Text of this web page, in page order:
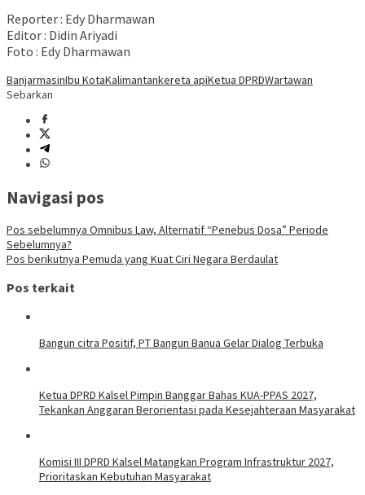
Reporter : Edy Dharmawan
Editor : Didin Ariyadi
Foto : Edy Dharmawan
BanjarmasinIbu KotaKalimantankereta apiKetua DPRDWartawan
Sebarkan
Navigasi pos
Pos sebelumnya Omnibus Law, Alternatif “Penebus Dosa” Periode
Sebelumnya?
Pos berikutnya Pemuda yang Kuat Ciri Negara Berdaulat
Pos terkait
Bangun citra Positif, PT Bangun Banua Gelar Dialog Terbuka
Ketua DPRD Kalsel Pimpin Banggar Bahas KUA-PPAS 2027,
Tekankan Anggaran Berorientasi pada Kesejahteraan Masyarakat
Komisi III DPRD Kalsel Matangkan Program Infrastruktur 2027,
Prioritaskan Kebutuhan Masyarakat